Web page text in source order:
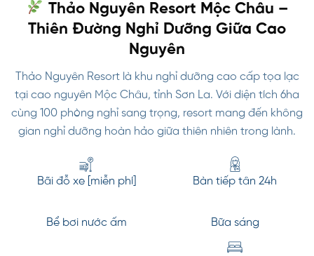
Thảo Nguyên Resort Mộc Châu –
Thiên Đường Nghỉ Dưỡng Giữa Cao
Nguyên
Thảo Nguyên Resort là khu nghỉ dưỡng cao cấp tọa lạc
tại cao nguyên Mộc Châu, tỉnh Sơn La. Với diện tích 6ha
cùng 100 phòng nghỉ sang trọng, resort mang đến không
gian nghỉ dưỡng hoàn hảo giữa thiên nhiên trong lành.
Bãi đỗ xe [miễn phí] Bàn tiếp tân 24h
Bể bơi nước ấm Bữa sáng